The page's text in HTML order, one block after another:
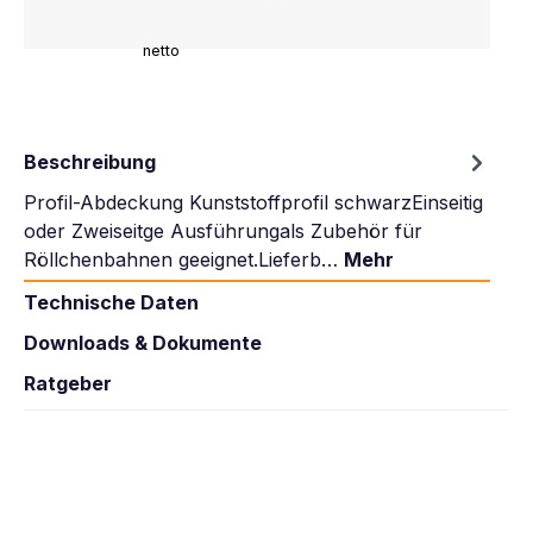
netto
Beschreibung
Profil-Abdeckung Kunststoffprofil schwarzEinseitig
oder Zweiseitge Ausführungals Zubehör für
Röllchenbahnen geeignet.Lieferb… Mehr
Technische Daten
Downloads & Dokumente
Ratgeber